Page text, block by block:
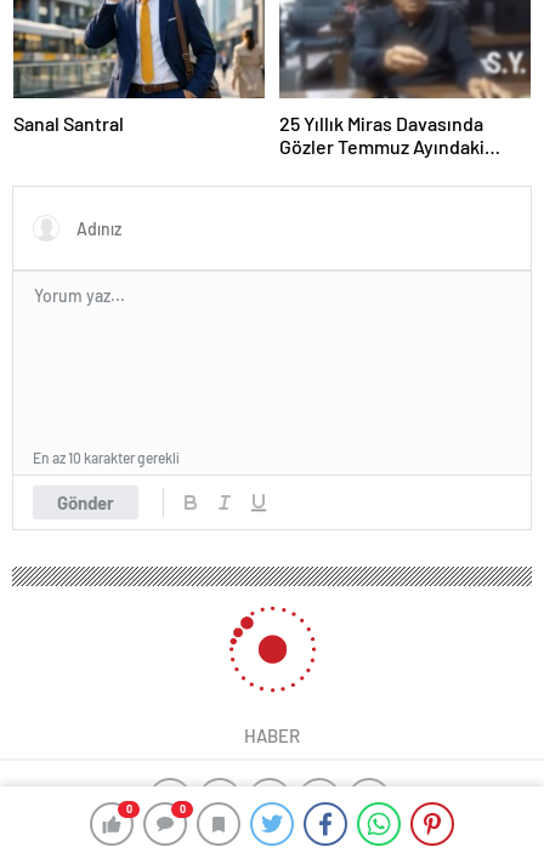
0 0
Sanal Santral
25 Yıllık Miras Davasında
Gözler Temmuz Ayındaki
Gönder
En az 10 karakter gerekli
HABER
yangın algılama sistemleri